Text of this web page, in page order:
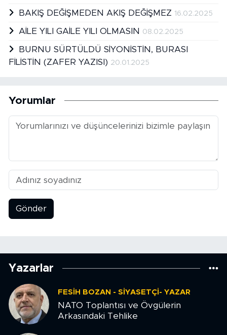
BAKIŞ DEĞİŞMEDEN AKIŞ DEĞİŞMEZ 16.02.2025
AİLE YILI GAİLE YILI OLMASIN 08.02.2025
BURNU SÜRTÜLDÜ SİYONİSTİN, BURASI
FİLİSTİN (ZAFER YAZISI) 20.01.2025
Yorumlar
Gönder
Yazarlar
FESIH BOZAN - SIYASETÇI- YAZAR
NATO Toplantısı ve Övgülerin
Arkasındaki Tehlike